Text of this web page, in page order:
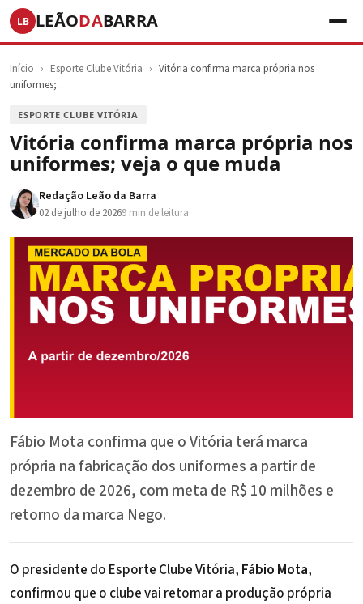
LB LEÃODABARRA
Início › Esporte Clube Vitória › Vitória confirma marca própria nos
uniformes;…
ESPORTE CLUBE VITÓRIA
Vitória confirma marca própria nos
uniformes; veja o que muda
Redação Leão da Barra
02 de julho de 20269 min de leitura
Fábio Mota confirma que o Vitória terá marca
própria na fabricação dos uniformes a partir de
dezembro de 2026, com meta de R$ 10 milhões e
retorno da marca Nego.
O presidente do Esporte Clube Vitória, Fábio Mota,
confirmou que o clube vai retomar a produção própria